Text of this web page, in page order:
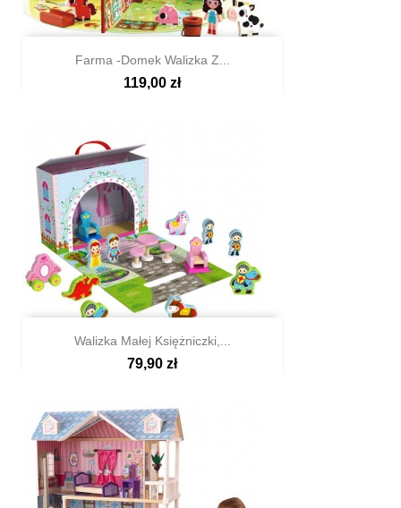
Szybki podgląd
Farma -domek Walizka Z...
119,00 zł
Szybki podgląd
Walizka Małej Księżniczki,...
79,90 zł